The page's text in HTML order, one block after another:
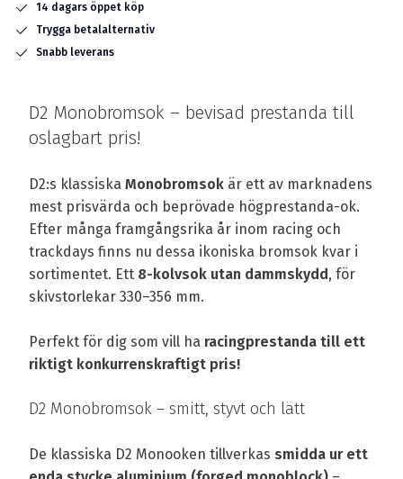
14 dagars öppet köp
Trygga betalalternativ
Snabb leverans
D2 Monobromsok – bevisad prestanda till
oslagbart pris!
D2:s klassiska Monobromsok är ett av marknadens
mest prisvärda och beprövade högprestanda-ok.
Efter många framgångsrika år inom racing och
trackdays finns nu dessa ikoniska bromsok kvar i
sortimentet. Ett 8-kolvsok utan dammskydd, för
skivstorlekar 330–356 mm.
Perfekt för dig som vill ha racingprestanda till ett
riktigt konkurrenskraftigt pris!
D2 Monobromsok – smitt, styvt och lätt
De klassiska D2 Monooken tillverkas smidda ur ett